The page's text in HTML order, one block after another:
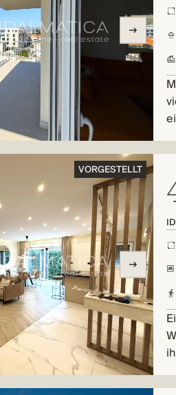
VORGESTELLT